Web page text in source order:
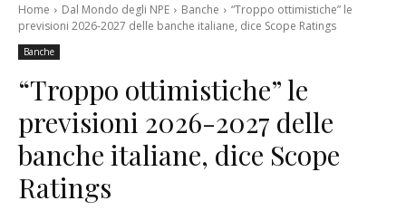
Home Dal Mondo degli NPE Banche
“Troppo ottimistiche” le
previsioni 2026-2027 delle banche italiane, dice Scope Ratings
Banche
“Troppo ottimistiche” le
previsioni 2026-2027 delle
banche italiane, dice Scope
Ratings